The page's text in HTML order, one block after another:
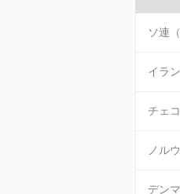
ソ連
イラ
チェ
ノル
デン